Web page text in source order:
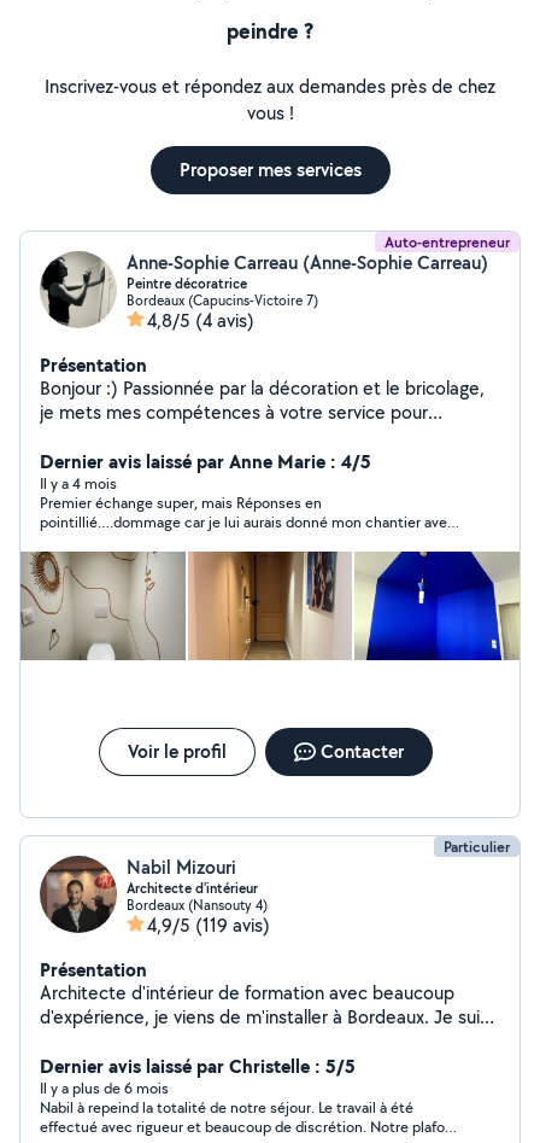
peindre ?
Inscrivez-vous et répondez aux demandes près de chez
vous !
Proposer mes services
Auto-entrepreneur
Anne-Sophie Carreau (Anne-Sophie Carreau)
Peintre décoratrice
Bordeaux (Capucins-Victoire 7)
4,8/5 (4 avis)
Présentation
Bonjour :) Passionnée par la décoration et le bricolage,
je mets mes compétences à votre service pour
peinture, de la préparation de vos supports (enduits,
ponçage, etc.), à leur embellissement. (peinture,
badigeon à la chaux etc.) et travaille avec soin sur
chacun de vos projets. N'hésitez pas à me contacter.
Au plaisir de vous rencontrer Anne-Sophie
Dernier avis laissé par Anne Marie : 4/5
Il y a 4 mois
Premier échange super, mais Réponses en
pointillié….dommage car je lui aurais donné mon chantier avec
Voir le profil Contacter
Particulier
Nabil Mizouri
Architecte d'intérieur
Bordeaux (Nansouty 4)
4,9/5 (119 avis)
Présentation
Architecte d'intérieur de formation avec beaucoup
d'expérience, je viens de m'installer à Bordeaux. Je suis
dans tous vos petits travaux.
Dernier avis laissé par Christelle : 5/5
Il y a plus de 6 mois
Nabil à repeind la totalité de notre séjour. Le travail à été
effectué avec rigueur et beaucoup de discrétion. Notre plafond